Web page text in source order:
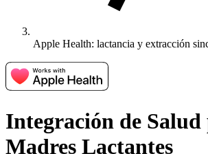
Apple Health: lactancia y extracción
Integración de Salud
Madres Lactantes